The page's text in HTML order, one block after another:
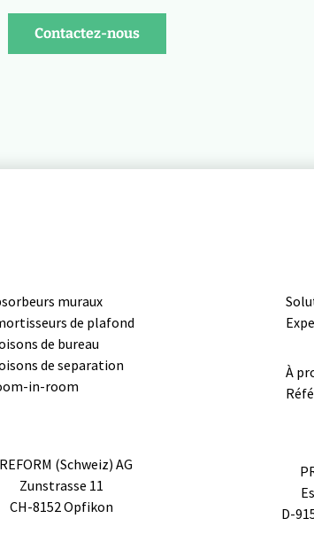
Contactez-nous
muraux
de plafond
de bureau
de separation
in-room
(Schweiz) AG
Zunstrasse 11
CH-8152 Opfikon
À
D-